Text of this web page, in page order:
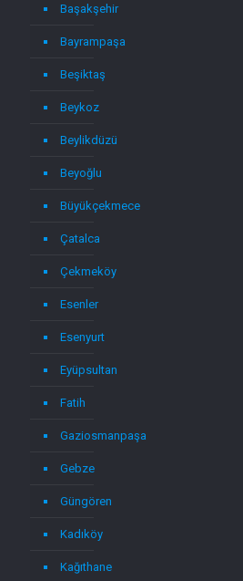
Başakşehir
Bayrampaşa
Beşiktaş
Beykoz
Beylikdüzü
Beyoğlu
Büyükçekmece
Çatalca
Çekmeköy
Esenler
Esenyurt
Eyüpsultan
Fatih
Gaziosmanpaşa
Gebze
Güngören
Kadıköy
Kağıthane